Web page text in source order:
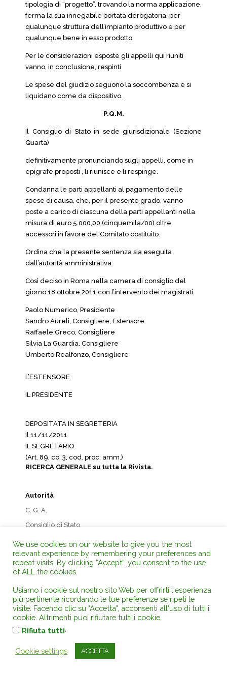
tipologia di “progetto”, trovando la norma applicazione,
ferma la sua innegabile portata derogatoria, per
qualunque struttura dell’impianto produttivo e per
qualunque bene in esso prodotto.
Per le considerazioni esposte gli appelli qui riuniti
vanno, in conclusione, respinti
Le spese del giudizio seguono la soccombenza e si
liquidano come da dispositivo.
P.Q.M.
Il Consiglio di Stato in sede giurisdizionale (Sezione
Quarta)
definitivamente pronunciando sugli appelli, come in
epigrafe proposti , li riunisce e li respinge.
Condanna le parti appellanti al pagamento delle
spese di causa, che, per il presente grado, vanno
poste a carico di ciascuna della parti appellanti nella
misura di euro 5.000,00 (cinquemila/00) oltre
accessori.in favore del Comitato costituito.
Ordina che la presente sentenza sia eseguita
dall’autorità amministrativa.
Così deciso in Roma nella camera di consiglio del
giorno 18 ottobre 2011 con l’intervento dei magistrati:
Paolo Numerico, Presidente
Sandro Aureli, Consigliere, Estensore
Raffaele Greco, Consigliere
Silvia La Guardia, Consigliere
Umberto Realfonzo, Consigliere
L’ESTENSORE
IL PRESIDENTE
DEPOSITATA IN SEGRETERIA
Il 11/11/2011
IL SEGRETARIO
(Art. 89, co. 3, cod. proc. amm.)
RICERCA GENERALE su tutta la Rivista.
Autorità
C. G. A.
Consiglio di Stato
Corte dei Conti
Corte di Appello
Corte di Giustizia UE
Corte UE Diritti dell’uomo
Giudice di Pace
T. A. R.
We use cookies on our website to give you the most
relevant experience by remembering your preferences and
repeat visits. By clicking “Accept”, you consent to the use
of ALL the cookies.
Usiamo i cookie sul nostro sito Web per offrirti l'esperienza
più pertinente ricordando le tue preferenze se ripeti le
visite. Facendo clic su "Accetta", acconsenti all'uso di tutti i
cookie. Altrimenti puoi rifiutare tutti i cookie.
Rifiuta tutti
Cookie settings ACCETTA